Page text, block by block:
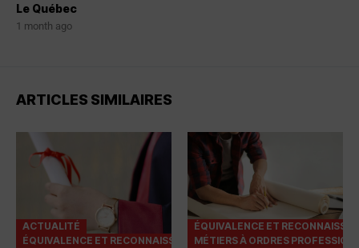
Le Québec
1 month ago
ARTICLES SIMILAIRES
ACTUALITÉ
ÉQUIVALENCE ET RECONNAISSANCES
ÉQUIVALENCE ET
MÉTIERS À ORDRES